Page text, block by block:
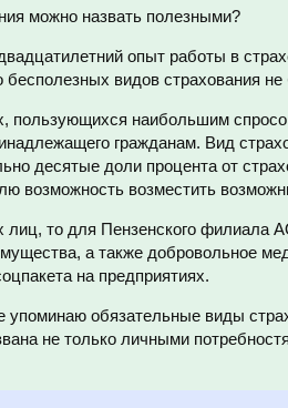
можно назвать полезными?
опыт работы в
бесполезных видов страхования не
пользующихся наибольшим
гражданам. Вид
десятые доли процента от
возможность возместить
лиц, то для Пензенского
а также добровольное
на предприятиях.
упоминаю обязательные виды
не только личными